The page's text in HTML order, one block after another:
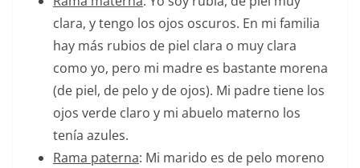
clara, y tengo los ojos oscuros. En mi familia
hay más rubios de piel clara o muy clara
como yo, pero mi madre es bastante morena
(de piel, de pelo y de ojos). Mi padre tiene los
ojos verde claro y mi abuelo materno los
tenía azules.
Rama paterna: Mi marido es de pelo moreno